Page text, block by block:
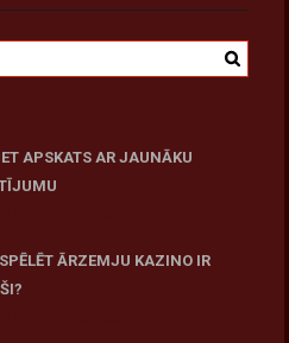
APSKATS AR JAUNĀKU
ĀRZEMJU KAZINO IR